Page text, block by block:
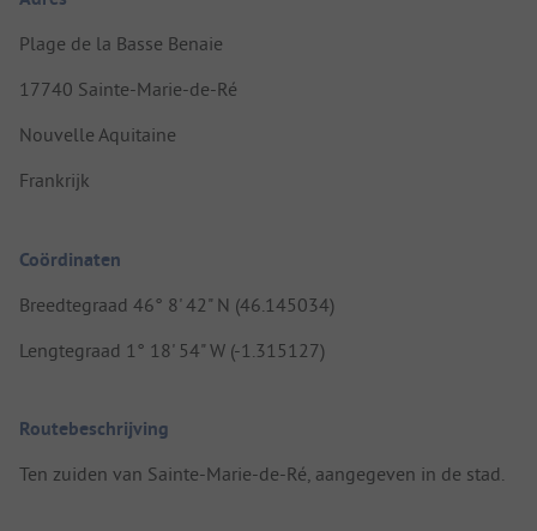
Plage de la Basse Benaie
17740 Sainte-Marie-de-Ré
Nouvelle Aquitaine
Frankrijk
Coördinaten
Breedtegraad 46° 8' 42" N (46.145034)
Lengtegraad 1° 18' 54" W (-1.315127)
Routebeschrijving
Ten zuiden van Sainte-Marie-de-Ré, aangegeven in de stad.